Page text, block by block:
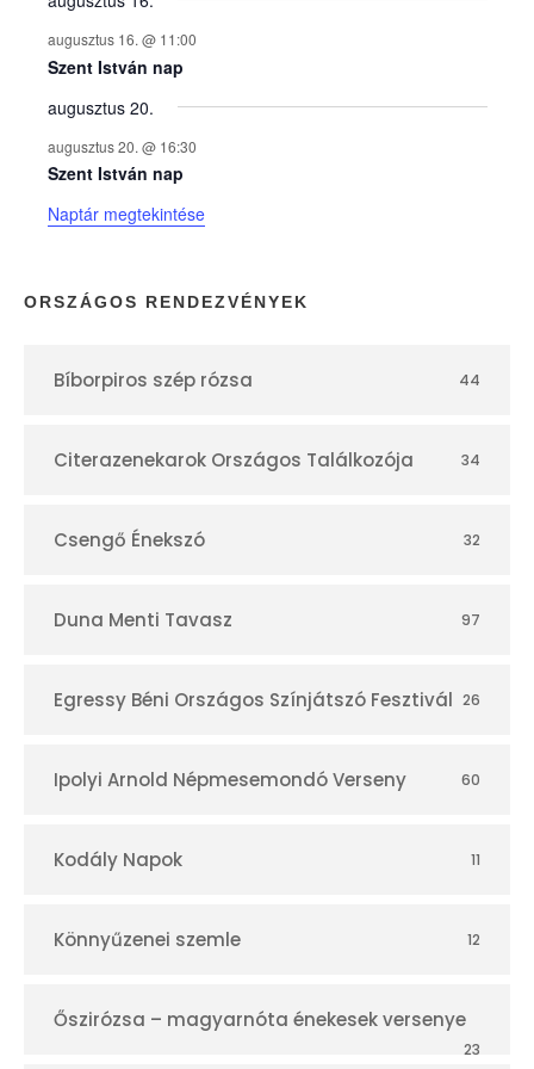
y
e
k
n
a
p
r
augusztus 16. @ 11:00
Szent István nap
augusztus 20.
augusztus 20. @ 16:30
Szent István nap
Naptár megtekintése
ORSZÁGOS RENDEZVÉNYEK
Bíborpiros szép rózsa 44
Citerazenekarok Országos Találkozója 34
Csengő Énekszó 32
Duna Menti Tavasz 97
Egressy Béni Országos Színjátszó Fesztivál 26
Ipolyi Arnold Népmesemondó Verseny 60
Kodály Napok 11
Könnyűzenei szemle 12
Őszirózsa – magyarnóta énekesek versenye
23